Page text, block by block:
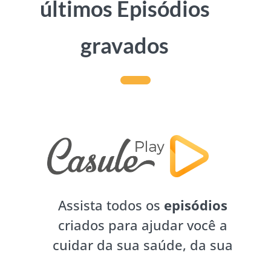
últimos Episódios
gravados
Assista todos os episódios
criados para ajudar você a
cuidar da sua saúde, da sua